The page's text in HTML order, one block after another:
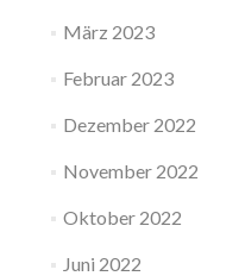
März 2023
Februar 2023
Dezember 2022
November 2022
Oktober 2022
Juni 2022